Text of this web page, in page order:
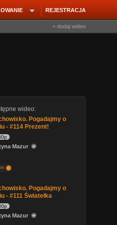
REJESTRACJA
+ dodaj wideo
wideo:
Pogadajmy o
- #114 Prezent!
Mazur
Pogadajmy o
- #111 Światełka
Mazur